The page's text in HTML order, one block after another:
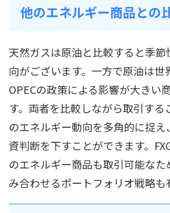
他のエネルギー商品との
天然ガスは原油と比較すると季
向がございます。一方で原油は世
OPECの政策による影響が大きい
す。両者を比較しながら取引する
のエネルギー動向を多角的に捉
資判断を下すことができます。
のエネルギー商品も取引可能な
み合わせるポートフォリオ戦略も